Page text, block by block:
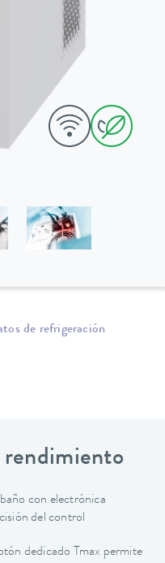
de refrigeración
rendimiento
con electrónica
del control
dedicado Tmax permite